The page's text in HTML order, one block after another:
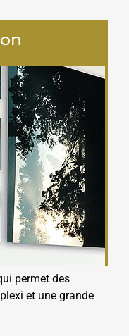
permet des
et une grande